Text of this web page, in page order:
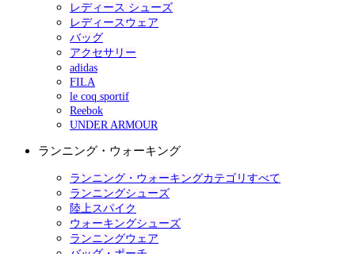
レディース シューズ
レディースウェア
バッグ
アクセサリー
adidas
FILA
le coq sportif
Reebok
UNDER ARMOUR
ランニング・ウォーキング
ランニング・ウォーキングカテゴリすべて
ランニングシューズ
陸上スパイク
ウォーキングシューズ
ランニングウェア